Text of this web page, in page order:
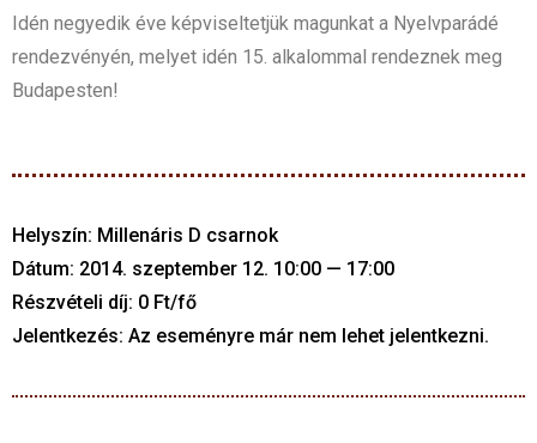
Idén negyedik éve képviseltetjük magunkat a Nyelvparádé
rendezvényén, melyet idén 15. alkalommal rendeznek meg
Budapesten!
Helyszín: Millenáris D csarnok
Dátum: 2014. szeptember 12. 10:00 — 17:00
Részvételi díj: 0 Ft/fő
Jelentkezés: Az eseményre már nem lehet jelentkezni.